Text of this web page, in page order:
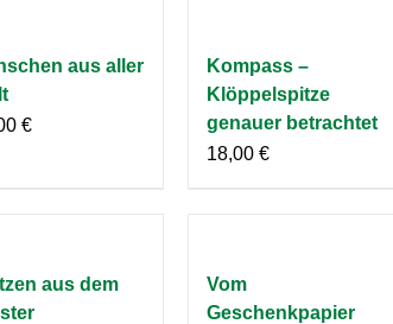
aus aller
€
Kompass –
Klöppelspitze
genauer betrachtet
18,00 €
aus dem
Vom
Geschenkpapier